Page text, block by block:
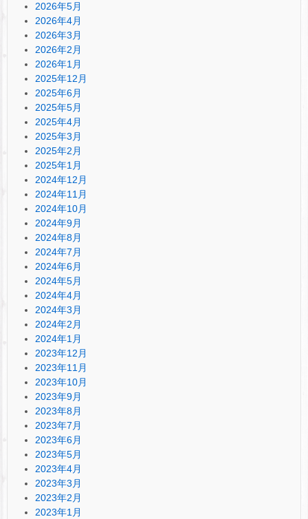
2026年5月
2026年4月
2026年3月
2026年2月
2026年1月
2025年12月
2025年6月
2025年5月
2025年4月
2025年3月
2025年2月
2025年1月
2024年12月
2024年11月
2024年10月
2024年9月
2024年8月
2024年7月
2024年6月
2024年5月
2024年4月
2024年3月
2024年2月
2024年1月
2023年12月
2023年11月
2023年10月
2023年9月
2023年8月
2023年7月
2023年6月
2023年5月
2023年4月
2023年3月
2023年2月
2023年1月